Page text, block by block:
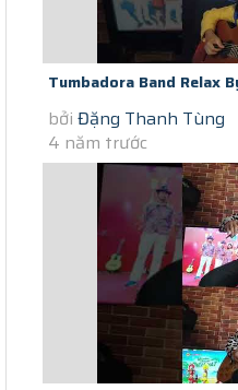
Tumbadora Band Relax
Social Distance Can't
bởi Đặng Thanh Tùng
4 năm trước